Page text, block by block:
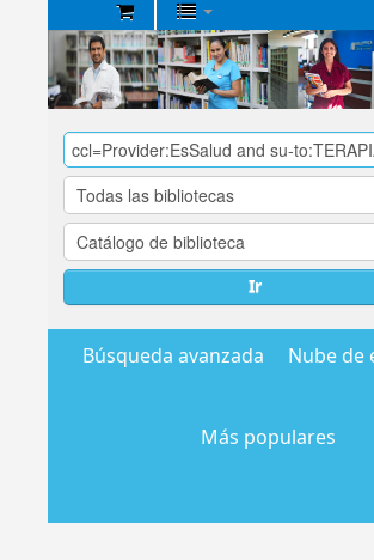
Biblioteca
Central
EsSalud
Ir
Búsqueda avanzada Nube de
Más populares